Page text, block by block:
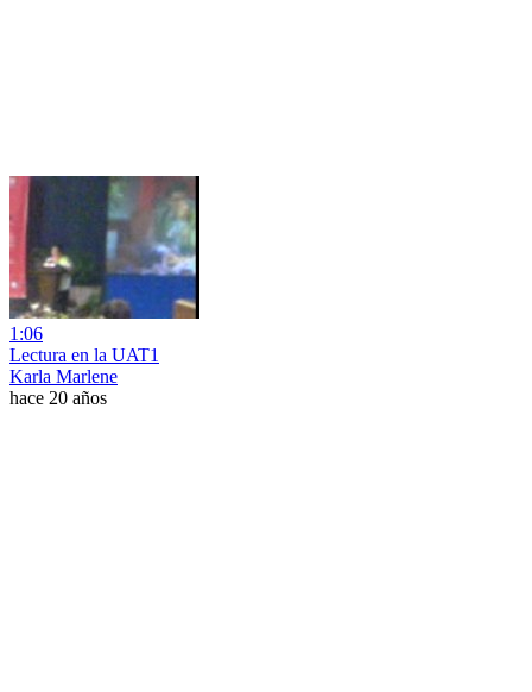
1:06
Lectura en la UAT1
Karla Marlene
hace 20 años